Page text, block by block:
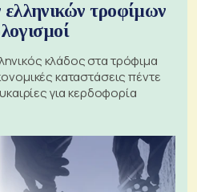
τροφίμων
κλάδος στα τρόφιμα
καταστάσεις πέντε
για κερδοφορία